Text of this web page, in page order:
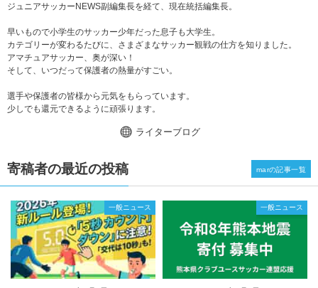
ジュニアサッカーNEWS副編集長を経て、現在統括編集長。
早いもので小学生のサッカー少年だった息子も大学生。
カテゴリーが変わるたびに、さまざまなサッカー観戦の仕方を知りました。
アマチュアサッカー、奥が深い！
そして、いつだって保護者の熱量がすごい。
選手や保護者の皆様から元気をもらっています。
少しでも還元できるように頑張ります。
ライターブログ
寄稿者の最近の投稿
一般ニュース 一般ニュース
marの記事一覧